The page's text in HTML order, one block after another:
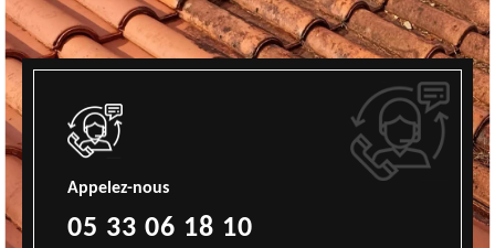
Appelez-nous
05 33 06 18 10